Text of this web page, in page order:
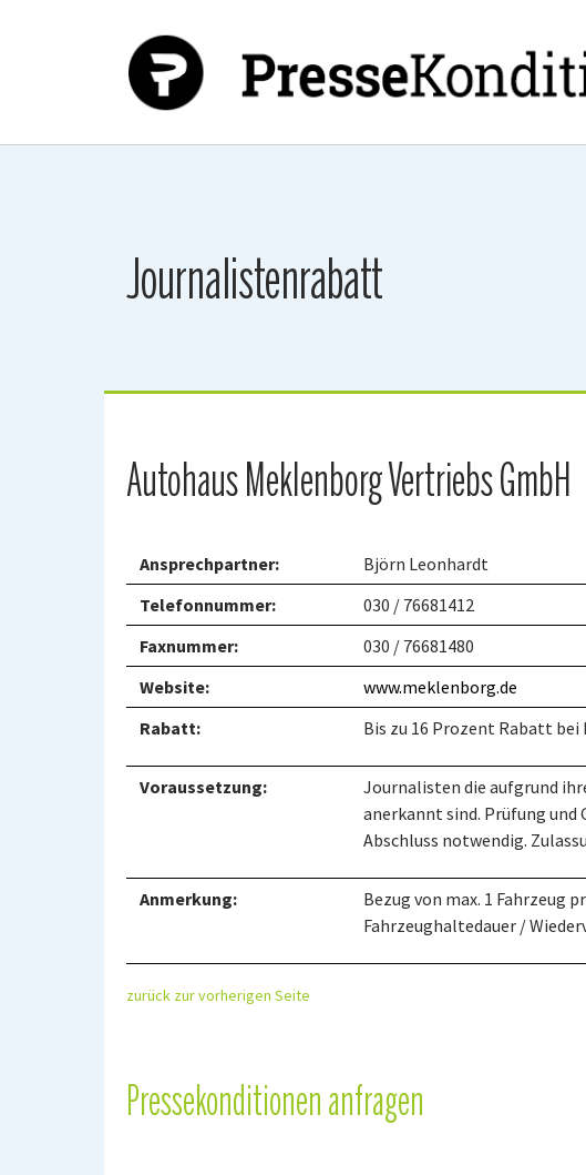
Journalistenrabatt
Autohaus Meklenborg Vertriebs GmbH
Ansprechpartner:
Björn Leonhardt
Telefonnummer:
030 / 76681412
Faxnummer:
030 / 76681480
Website:
www.meklenborg.de
Rabatt:
Bis zu 16 Prozent Rabatt bei
Voraussetzung:
Journalisten die aufgrund
anerkannt sind. Prüfung und
Abschluss notwendig.
Anmerkung:
Bezug von max. 1 Fahrzeug
Fahrzeughaltedauer /
zurück zur vorherigen Seite
Pressekonditionen anfragen